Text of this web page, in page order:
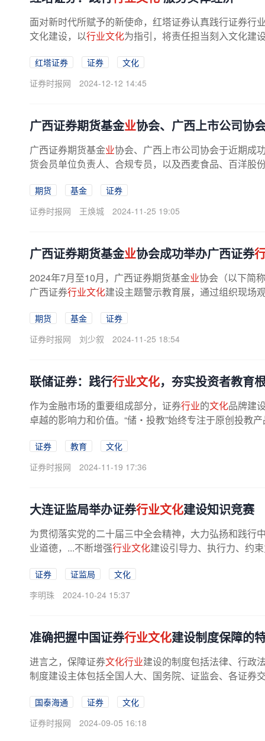
面对新时代所赋予的新使命，红塔证券认真践行证券行
文化建设，以行业文化为指引，将责任担当刻入文化建
红塔证券 证券
文化
证券时报网
2024-12-12 14:45
广西证券期货基金业协会、广西上市公司协
广西证券期货基金业协会、广西上市公司协会于近期成
货会员单位负责人、合规专员，以及西麦食品、百洋股
期货 基金
证券
证券时报网
王焕城 2024-11-25 19:05
广西证券期货基金业协会成功举办广西证券
2024年7月至10月，广西证券期货基金业协会（以下简
广西证券行业文化建设主题警示教育展，通过组织现场
期货 基金
证券
证券时报网
刘少叙 2024-11-25 18:54
联储证券：践行行业文化，夯实投资者教育
作为金融市场的重要组成部分，证券行业的文化品牌建
卓越的影响力和价值。“储・投教”始终专注于原创投教
证券 教育
文化
证券时报网
2024-11-19 17:36
大连证监局举办证券行业文化建设知识竞赛
为贯彻落实党的二十届三中全会精神，大力弘扬和践行
业道德，...不断增强行业文化建设引导力、执行力、约
证券 证监局
文化
李明珠
2024-10-24 15:37
准确把握中国证券行业文化建设制度保障的
进言之，保障证券文化行业建设的制度包括法律、行政
制度建设主体包括全国人大、国务院、证监会、各证券
国泰海通 证券
文化
证券时报网
2024-09-05 16:18